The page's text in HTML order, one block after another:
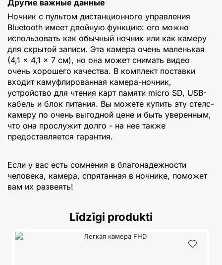
Другие важные данные
Ночник с пультом дистанционного управления
Bluetooth имеет двойную функцию: его можно
использовать как обычный ночник или как камеру
для скрытой записи. Эта камера очень маленькая
(4,1 × 4,1 × 7 см), но она может снимать видео
очень хорошего качества. В комплект поставки
входит камуфлированная камера-ночник,
устройство для чтения карт памяти micro SD, USB-
кабель и блок питания. Вы можете купить эту стелс-
камеру по очень выгодной цене и быть уверенным,
что она прослужит долго - на нее также
предоставляется гарантия.
Если у вас есть сомнения в благонадежности
человека, камера, спрятанная в ночнике, поможет
вам их развеять!
Līdzīgi produkti